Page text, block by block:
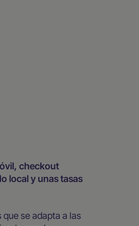
checkout
local y unas tasas
se adapta a las